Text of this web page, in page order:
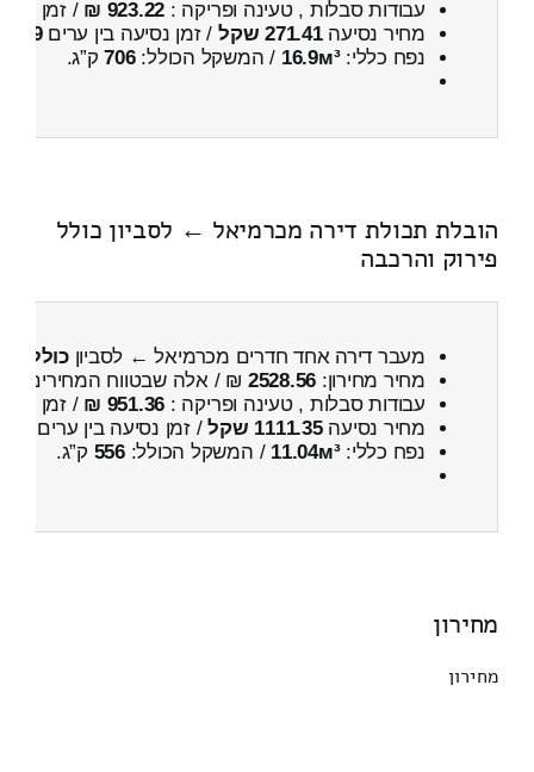
עבודות סבלות , טעינה ופריקה : 923.22 ₪ / זמן :
מחיר נסיעה271.41 שקל / זמן נסיעה בין ערים29 דקות
נפח כללי:16.9м³ / המשקל הכולל:706ק”ג.
הובלת תכולת דירה מכרמיאל ← לסביון כולל
פירוק והרכבה
מעבר דירה אחד חדרים מכרמיאל ← לסביוןכולל
מחיר מחירון: 2528.56 ₪ / אלה שבטווח המחירים
עבודות סבלות , טעינה ופריקה : 951.36 ₪ / זמן :
מחיר נסיעה1111.35 שקל / זמן נסיעה בין ערים
נפח כללי:11.04м³ / המשקל הכולל:556 ק”ג.
מחירון
מחירון